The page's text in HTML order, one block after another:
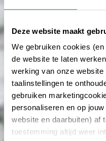
Deze website maakt
We gebruiken cookies
de website te laten
werking van onze
taalinstellingen te
gebruiken
personaliseren en op
website en daarbuiten) af
toestemming altijd weer